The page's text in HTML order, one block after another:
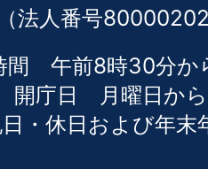
（法人番号
間 午前8時30分か
開庁日 月曜日か
日・休日および年